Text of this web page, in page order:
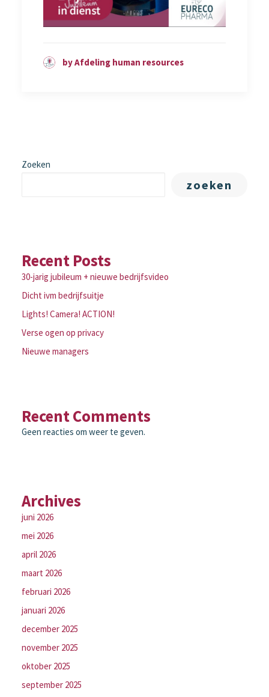
by Afdeling human resources
Zoeken
zoeken
Recent Posts
30-jarig jubileum + nieuwe bedrijfsvideo
Dicht ivm bedrijfsuitje
Lights! Camera! ACTION!
Verse ogen op privacy
Nieuwe managers
Recent Comments
Geen reacties om weer te geven.
Archives
juni 2026
mei 2026
april 2026
maart 2026
februari 2026
januari 2026
december 2025
november 2025
oktober 2025
september 2025